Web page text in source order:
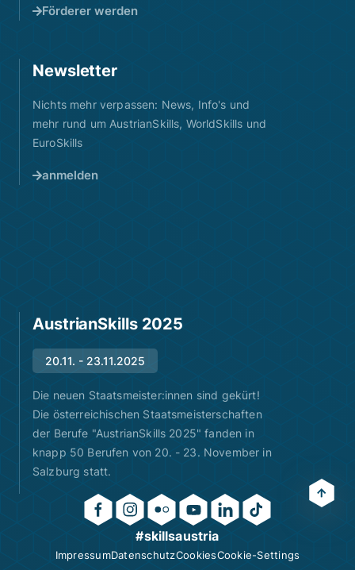
Förderer werden
Newsletter
Nichts mehr verpassen: News, Info's und
mehr rund um AustrianSkills, WorldSkills und
EuroSkills
anmelden
AustrianSkills 2025
20.11. - 23.11.2025
Die neuen Staatsmeister:innen sind gekürt!
Die österreichischen Staatsmeisterschaften
der Berufe "AustrianSkills 2025" fanden in
knapp 50 Berufen von 20. - 23. November in
Salzburg statt.
#skillsaustria
ImpressumDatenschutzCookiesCookie-Settings